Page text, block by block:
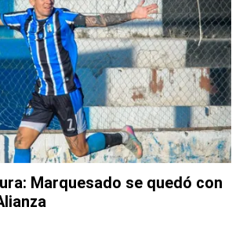
Marquesado se quedó con